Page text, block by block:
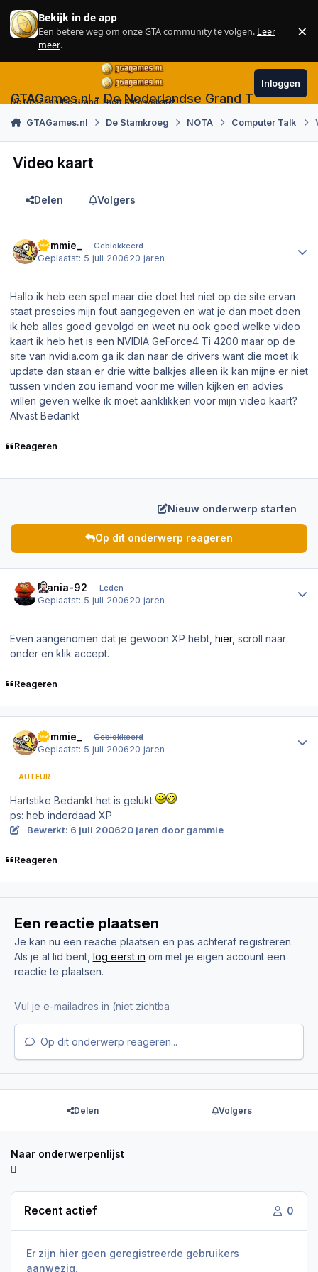
Skip to content
Bekijk in de app
Een betere weg om onze GTA community te volgen. Leer
meer.
×
GTAGames.nl - De Nederlandse Grand Theft Auto
De Nederlandse Grand Theft Auto website!
Inloggen
GTAGames.nl De Stamkroeg NOTA Computer Talk
Video kaart
Delen Volgers
gammie_ Geblokkeerd
Geplaatst: 5 juli 200620 jaren
Hallo ik heb een spel maar die doet het niet op de site ervan
staat prescies mijn fout aangegeven en wat je dan moet doen
ik heb alles goed gevolgd en weet nu ook goed welke video
kaart ik heb het is een NVIDIA GeForce4 Ti 4200 maar op de
site van nvidia.com ga ik dan naar de drivers want die moet ik
update dan staan er drie witte balkjes alleen ik kan mijne er niet
tussen vinden zou iemand voor me willen kijken en advies
willen geven welke ik moet aanklikken voor mijn video kaart?
Alvast Bedankt
Reageren
Nieuw onderwerp starten
Op dit onderwerp reageren
Mania-92 Leden
Geplaatst: 5 juli 200620 jaren
Even aangenomen dat je gewoon XP hebt, hier, scroll naar
onder en klik accept.
Reageren
gammie_ Geblokkeerd
Geplaatst: 5 juli 200620 jaren
AUTEUR
Hartstike Bedankt het is gelukt
ps: heb inderdaad XP
Bewerkt: 6 juli 200620 jaren door gammie
Reageren
Een reactie plaatsen
Je kan nu een reactie plaatsen en pas achteraf registreren.
Als je al lid bent, log eerst in om met je eigen account een
reactie te plaatsen.
Op dit onderwerp reageren...
Delen Volgers
Naar onderwerpenlijst
Recent actief 0
Er zijn hier geen geregistreerde gebruikers
aanwezig.